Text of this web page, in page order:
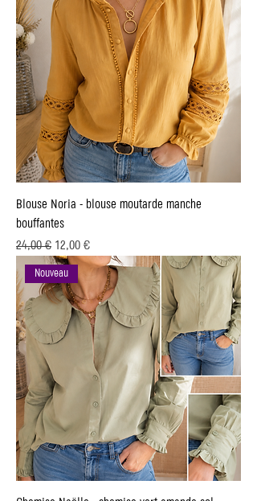
Blouse Noria - blouse moutarde manche
bouffantes
Prix original
24,00 € Prix promotionnel
12,00 €
Nouveau